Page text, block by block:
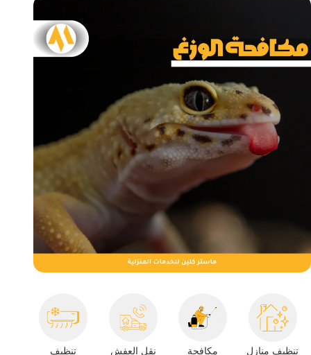
تنظيف منازل
مكافحة
نقل العفش
تنظيف